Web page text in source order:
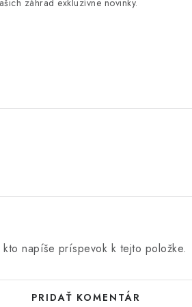
záhrad exkluzívne novinky.
napíše príspevok k tejto položke.
PRIDAŤ KOMENTÁR